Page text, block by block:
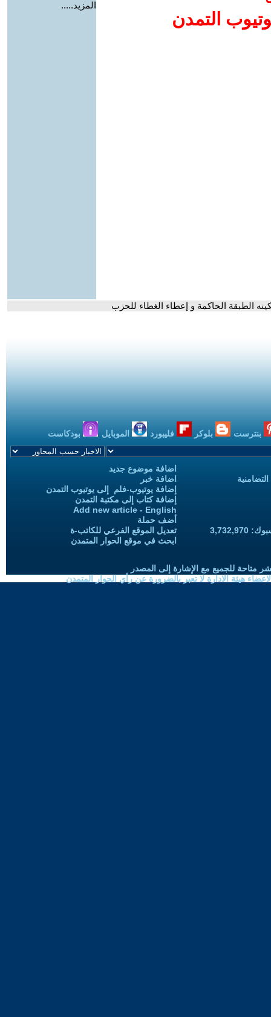
التمدن
المزيد.....
الطبقة الحاكمة و إعطاء الغطاء للحزب
بنترست بلوكر فليبورد الموبايل بودكاست
اضافة موضوع جديد
اضافة خبر
إضافة يوتيوب-فلم إلى يوتيوب التمدن
إضافة كتاب إلى مكتبة التمدن
Add new article - English
أضف حملة
تعديل الموقع الفرعي للكاتب-ة
ابحث في موقع الحوار المتمدن
متاحة للجميع مع الإشارة إلى المصدر
هيئة الادارة لا تعبر بالضرورة عن رأي الحوار المتمدن